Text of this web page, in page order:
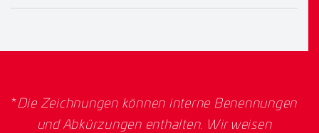
*Die Zeichnungen können interne Benennungen
und Abkürzungen enthalten. Wir weisen